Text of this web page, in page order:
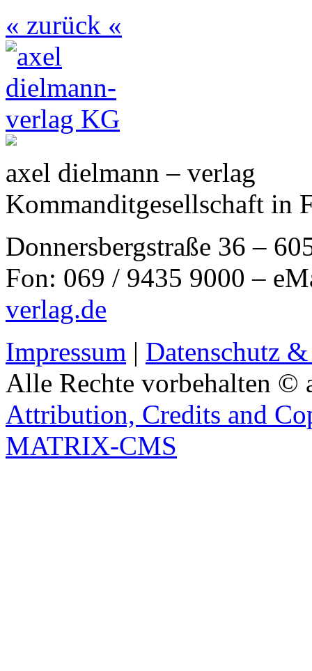
« zurück «
axel dielmann – verlag
Kommanditgesellschaft in
Donnersbergstraße 36 –
Fon: 069 / 9435 9000 –
verlag.de
Impressum | Datenschutz
Alle Rechte vorbehalten ©
Attribution, Credits and
MATRIX-CMS